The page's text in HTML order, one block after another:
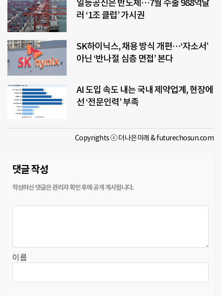
일등공신은 반도체…7월 수출 988억달
러 ‘1조 클럽’ 가시권
SK하이닉스, 채용 방식 개편…‘자소서’
아닌 ‘반나절 심층 면접’ 본다
AI 도입 속도 내는 국내 제약업계, 현장에
선 ‘전문인력’ 부족
Copyrights ⓒ 더나은미래 & futurechosun.com
댓글 작성
이름